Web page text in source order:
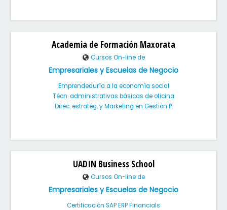
Academia de Formación Maxorata
Cursos On-line de
Empresariales y Escuelas de Negocio
Emprendeduría a la economía social
Técn. administrativas básicas de oficina
Direc. estratég. y Marketing en Gestión P.
UADIN Business School
Cursos On-line de
Empresariales y Escuelas de Negocio
Certificación SAP ERP Financials